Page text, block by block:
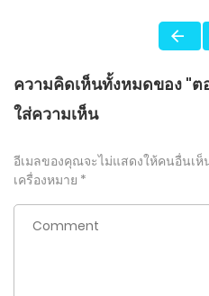
ความคิดเห็นทั้งหมดของ "ต
ใส่ความเห็น
อีเมลของคุณจะไม่แสดงให้คนอื่นเห็
เครื่องหมาย *